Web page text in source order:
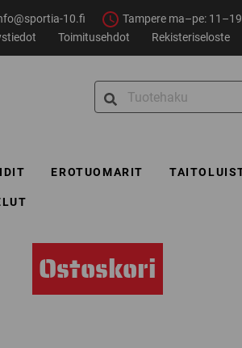
10.fi
Tampere ma–pe:
Toimitusehdot Rekisteriseloste
Search
for:
EROTUOMARIT
Ostoskori